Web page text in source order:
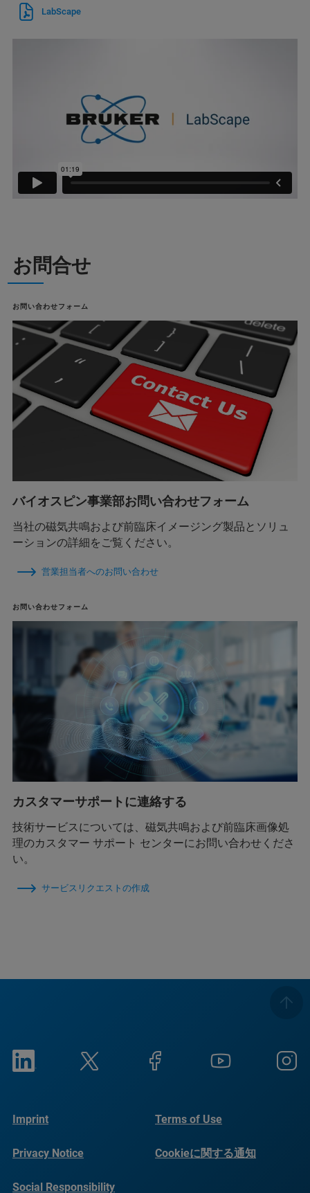
LabScape
お問合せ
お問い合わせフォーム
バイオスピン事業部お問い合わせフォーム
当社の磁気共鳴および前臨床イメージング製品とソリュ
ーションの詳細をご覧ください。
営業担当者へのお問い合わせ
お問い合わせフォーム
カスタマーサポートに連絡する
技術サービスについては、磁気共鳴および前臨床画像処
理のカスタマー サポート センターにお問い合わせくださ
い。
サービスリクエストの作成
Imprint Terms of Use
Privacy Notice Cookieに関する通知
Social Responsibility